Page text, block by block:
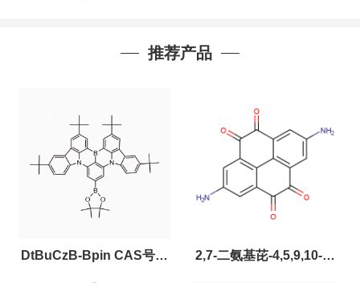
推荐产品
DtBuCzB-Bpin CAS号： 2,7-二氨基芘-4,5,9,10-四